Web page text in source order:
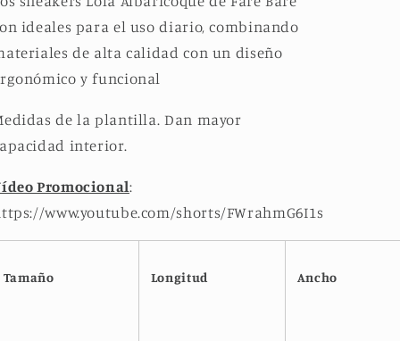
ideales para el uso diario, combinando
de alta calidad con un diseño
y funcional
de la plantilla. Dan mayor
interior.
Promocional:
www.youtube.com/shorts/FWrahmG6I1s
Tamaño Longitud Ancho